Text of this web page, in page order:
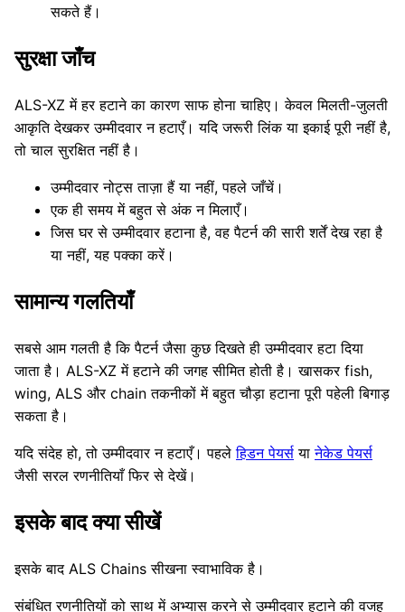
सकते हैं।
सुरक्षा जाँच
ALS-XZ में हर हटाने का कारण साफ होना चाहिए। केवल मिलती-जुलती
आकृति देखकर उम्मीदवार न हटाएँ। यदि जरूरी लिंक या इकाई पूरी नहीं है,
तो चाल सुरक्षित नहीं है।
उम्मीदवार नोट्स ताज़ा हैं या नहीं, पहले जाँचें।
एक ही समय में बहुत से अंक न मिलाएँ।
जिस घर से उम्मीदवार हटाना है, वह पैटर्न की सारी शर्तें देख रहा है
या नहीं, यह पक्का करें।
सामान्य गलतियाँ
सबसे आम गलती है कि पैटर्न जैसा कुछ दिखते ही उम्मीदवार हटा दिया
जाता है। ALS-XZ में हटाने की जगह सीमित होती है। खासकर fish,
wing, ALS और chain तकनीकों में बहुत चौड़ा हटाना पूरी पहेली बिगाड़
सकता है।
यदि संदेह हो, तो उम्मीदवार न हटाएँ। पहलेहिडन पेयर्स यानेकेड पेयर्स
जैसी सरल रणनीतियाँ फिर से देखें।
इसके बाद क्या सीखें
इसके बाद ALS Chains सीखना स्वाभाविक है।
संबंधित रणनीतियों को साथ में अभ्यास करने से उम्मीदवार हटाने की वजह